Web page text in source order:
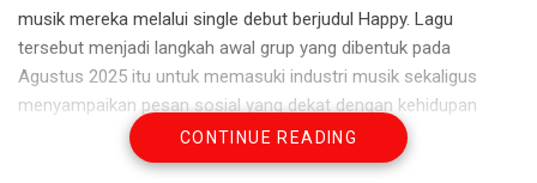
musik mereka melalui single debut berjudul Happy. Lagu
tersebut menjadi langkah awal grup yang dibentuk pada
Agustus 2025 itu untuk memasuki industri musik sekaligus
menyampaikan pesan sosial yang dekat dengan kehidupan
generasi muda.
CONTINUE READING